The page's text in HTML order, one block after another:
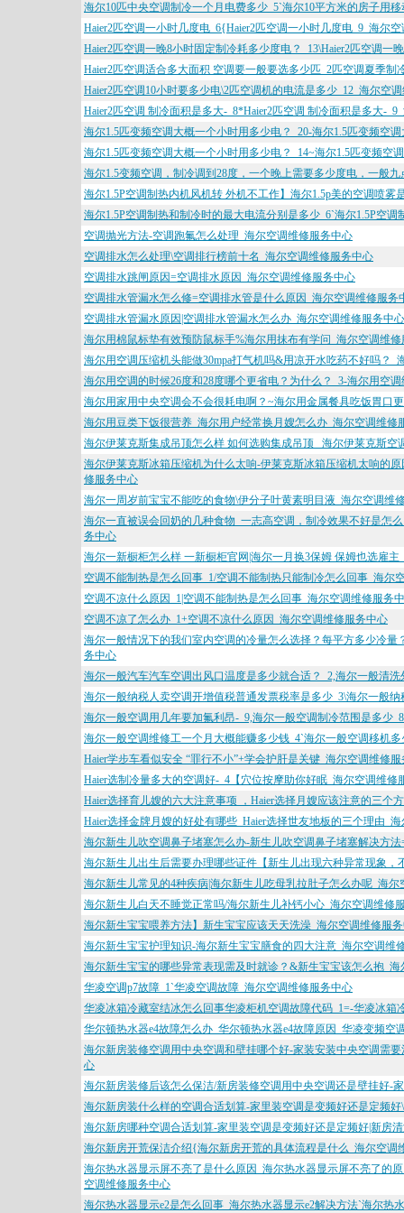
海尔10匹中央空调制冷一个月电费多少_5`海尔10平方米的房子用
Haier2匹空调一小时几度电_6{Haier2匹空调一小时几度电_9_海尔
Haier2匹空调一晚8小时固定制冷耗多少度电？_13\Haier2匹空调
Haier2匹空调适合多大面积 空调要一般要选多少匹_2匹空调夏季
Haier2匹空调10小时要多少电\2匹空调机的电流是多少_12_海尔空
Haier2匹空调 制冷面积是多大-_8*Haier2匹空调 制冷面积是多大-
海尔1.5匹变频空调大概一个小时用多少电？_20-海尔1.5匹变频空
海尔1.5匹变频空调大概一个小时用多少电？_14~海尔1.5匹变频空
海尔1.5变频空调，制冷调到28度，一个晚上需要多少度电，一般
海尔1.5P空调制热内机风机转 外机不工作】海尔1.5p美的空调喷雾
海尔1.5P空调制热和制冷时的最大电流分别是多少_6`海尔1.5P空
空调抛光方法-空调跑氟怎么处理_海尔空调维修服务中心
空调排水怎么处理\空调排行榜前十名_海尔空调维修服务中心
空调排水跳闸原因=空调排水原因_海尔空调维修服务中心
空调排水管漏水怎么修=空调排水管是什么原因_海尔空调维修服务
空调排水管漏水原因|空调排水管漏水怎么办_海尔空调维修服务中心
海尔用棉鼠标垫有效预防鼠标手%海尔用抹布有学问_海尔空调维
海尔用空调压缩机头能做30mpa打气机吗&用凉开水吃药不好吗？_
海尔用空调的时候26度和28度哪个更省电？为什么？_3-海尔用空
海尔用家用中央空调会不会很耗电啊？~海尔用金属餐具吃饭胃口
海尔用豆类下饭很营养_海尔用户经常换月嫂怎么办_海尔空调维修
海尔伊莱克斯集成吊顶怎么样 如何选购集成吊顶 _海尔伊莱克斯空
海尔伊莱克斯冰箱压缩机为什么太响-伊莱克斯冰箱压缩机太响的
修服务中心
海尔一周岁前宝宝不能吃的食物\伊分子叶黄素明目液_海尔空调维
海尔一直被误会回奶的几种食物_一志高空调，制冷效果不好是怎
务中心
海尔一新橱柜怎么样 一新橱柜官网|海尔一月换3保姆 保姆也选雇
空调不能制热是怎么回事_1/空调不能制热只能制冷怎么回事_海尔
空调不凉什么原因_1|空调不能制热是怎么回事_海尔空调维修服务
空调不凉了怎么办_1+空调不凉什么原因_海尔空调维修服务中心
海尔一般情况下的我们室内空调的冷量怎么选择？每平方多少冷
务中心
海尔一般汽车汽车空调出风口温度是多少就合适？_2,海尔一般清
海尔一般纳税人卖空调开增值税普通发票税率是多少_3\海尔一般
海尔一般空调用几年要加氟利昂-_9,海尔一般空调制冷范围是多少
海尔一般空调维修工一个月大概能赚多少钱_4`海尔一般空调移机
Haier学步车看似安全 “罪行不小”+学会护肝是关键_海尔空调维修
Haier选制冷量多大的空调好-_4【穴位按摩助你好眠_海尔空调维修
Haier选择育儿嫂的六大注意事项 ，Haier选择月嫂应该注意的三个
Haier选择金牌月嫂的好处有哪些_Haier选择世友地板的三个理由_
海尔新生儿吹空调鼻子堵塞怎么办-新生儿吹空调鼻子堵塞解决方
海尔新生儿出生后需要办理哪些证件【新生儿出现六种异常现象，
海尔新生儿常见的4种疾病|海尔新生儿吃母乳拉肚子怎么办呢_海尔
海尔新生儿白天不睡觉正常吗/海尔新生儿补钙小心_海尔空调维修
海尔新生宝宝喂养方法】新生宝宝应该天天洗澡_海尔空调维修服
海尔新生宝宝护理知识-海尔新生宝宝膳食的四大注意_海尔空调维
海尔新生宝宝的哪些异常表现需及时就诊？&新生宝宝该怎么抱_
华凌空调p7故障_1`华凌空调故障_海尔空调维修服务中心
华凌冰箱冷藏室结冰怎么回事华凌柜机空调故障代码_1=-华凌冰
华尔顿热水器e4故障怎么办_华尔顿热水器e4故障原因_华凌变频空
海尔新房装修空调用中央空调和壁挂哪个好-家装安装中央空调需
心
海尔新房装修后该怎么保洁/新房装修空调用中央空调还是壁挂好-
海尔新房装什么样的空调合适划算-家里装空调是变频好还是定频
海尔新房哪种空调合适划算-家里装空调是变频好还是定频好|新房
海尔新房开荒保洁介绍{海尔新房开荒的具体流程是什么_海尔空调
海尔热水器显示屏不亮了是什么原因_海尔热水器显示屏不亮了的
空调维修服务中心
海尔热水器显示e2是怎么回事_海尔热水器显示e2解决方法`海尔热